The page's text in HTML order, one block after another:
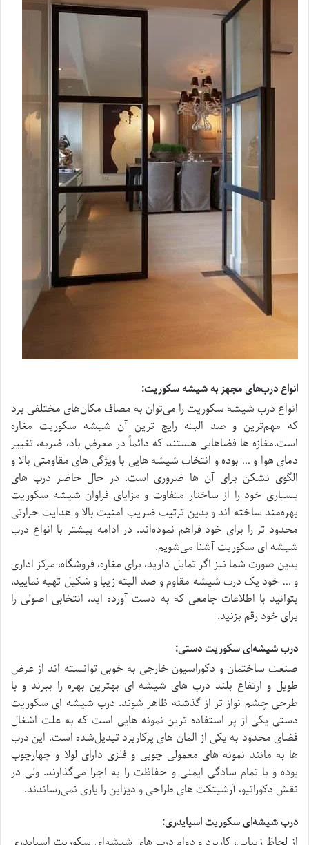
انواع درب‌های مجهز به شیشه سکوریت:
انواع درب شیشه سکوریت را می‌توان به مصاف مکان‌های مختلفی برد
که مهم‌ترین و صد البته رایج‌ ترین آن شیشه سکوریت مغازه
است.مغازه‌ ها فضاهایی هستند که دائماً در معرض باد، ضربه، تغییر
دمای هوا و … بوده و انتخاب شیشه‌ هایی با ویژگی‌ های مقاومتی بالا و
الگوی نشکن برای آن‌ ها ضروری است. در حال حاضر درب‌ های
بسیاری خود را از ساختار متفاوت و مزایای فراوان شیشه سکوریت
بهره‌مند ساخته‌ اند و بدین ترتیب ضریب امنیت بالا و هدایت حرارتی
محدود تر را برای خود فراهم نموده‌اند. در ادامه بیشتر با انواع درب
شیشه‌ ای سکوریت آشنا می‌شویم.
بدین‌ صورت شما نیز اگر تمایل دارید، برای مغازه، فروشگاه، مرکز اداری
و … خود یک درب شیشه مقاوم و صد البته زیبا و شکیل تهیه نمایید،
بتوانید با اطلاعات جامعی که به دست آورده‌ اید، انتخابی اصولی را
برای خود رقم بزنید.
درب شیشه‌ای سکوریت دستی:
صنعت ساختمان و دکوراسیون خارجی به‌ خوبی توانسته‌ اند از عرض
طویل و ارتفاع بلند درب‌ های شیشه‌ ای بهترین بهره را ببرند و با
طرحی چشم‌ نواز تر از گذشته ظاهر شوند. درب شیشه‌ ای سکوریت
دستی یکی از پر استفاده‌ ترین نمونه‌ هایی است که به علت اشغال
فضای محدود به یکی از المان‌ های پرکاربرد تبدیل‌شده است. این درب‌
ها به‌ مانند نمونه‌ های معمولی چوبی و فلزی دارای لولا و چهارچوب
بوده و با تمام سادگی ایمنی و حفاظت را به اجرا می‌گذارند. ولی در
نقش دکوراتیو، آرشیتکت‌ های طراحی و دیزاین را یاری نمی‌رساندند.
درب شیشه‌ای سکوریت اسپایدری: